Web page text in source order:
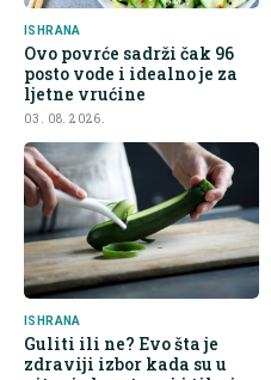
ISHRANA
Ovo povrće sadrži čak 96
posto vode i idealno je za
ljetne vrućine
03. 08. 2026.
ISHRANA
Guliti ili ne? Evo šta je
zdraviji izbor kada su u